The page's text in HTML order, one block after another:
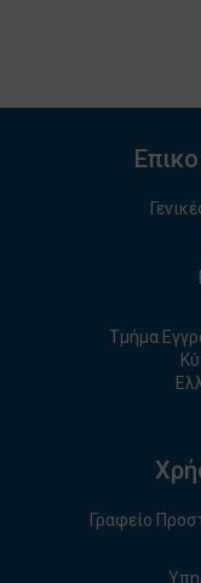
Τμήμα
Γραφείο